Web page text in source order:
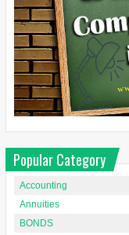
Popular Category
Accounting
Annuities
BONDS